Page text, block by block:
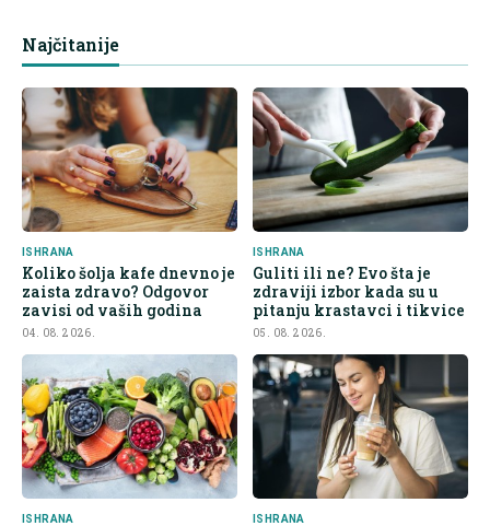
Najčitanije
ISHRANA
Koliko šolja kafe dnevno je
zaista zdravo? Odgovor
zavisi od vaših godina
04. 08. 2026.
ISHRANA
Guliti ili ne? Evo šta je
zdraviji izbor kada su u
pitanju krastavci i tikvice
05. 08. 2026.
ISHRANA ISHRANA